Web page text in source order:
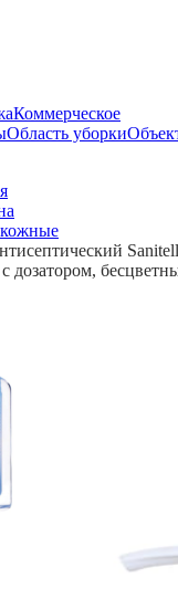
Коммерческое
Область уборки
дозатором,